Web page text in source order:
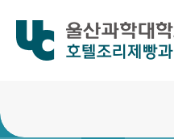
호텔조리제빵과